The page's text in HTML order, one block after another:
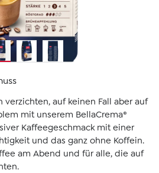
verzichten, auf keinen Fall aber auf
mit unserem BellaCrema®
Kaffeegeschmack mit einer
und das ganz ohne Koffein.
am Abend und für alle, die auf